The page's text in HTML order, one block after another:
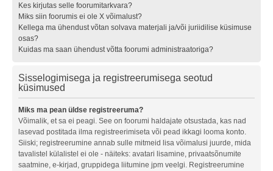
Kes kirjutas selle foorumitarkvara?
Miks siin foorumis ei ole X võimalust?
Kellega ma ühendust võtan solvava materjali ja/või juriidilise küsimuse
osas?
Kuidas ma saan ühendust võtta foorumi administraatoriga?
Sisselogimisega ja registreerumisega seotud
küsimused
Miks ma pean üldse registreeruma?
Võimalik, et sa ei peagi. See on foorumi haldajate otsustada, kas nad
lasevad postitada ilma registreerimiseta või pead ikkagi looma konto.
Siiski; registreerumine annab sulle mitmeid lisa võimalusi juurde, mida
tavalistel külalistel ei ole - näiteks: avatari lisamine, privaatsõnumite
saatmine, e-kirjad, gruppidega liitumine jpm veelgi. Registreerumine